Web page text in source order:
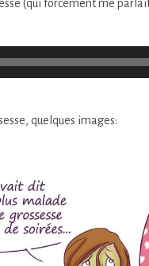
(qui forcement me
quelques images: